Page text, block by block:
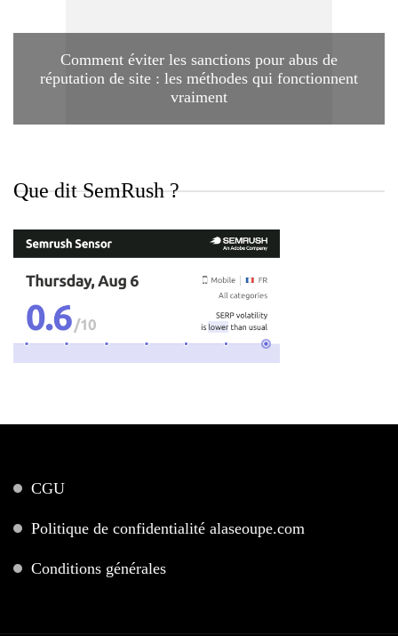
Comment éviter les sanctions pour abus de
réputation de site : les méthodes qui fonctionnent
vraiment
Que dit SemRush ?
CGU
Politique de confidentialité alaseoupe.com
Conditions générales